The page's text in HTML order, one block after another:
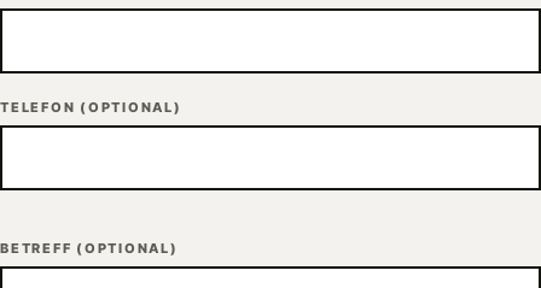
TELEFON (OPTIONAL)
BETREFF (OPTIONAL)